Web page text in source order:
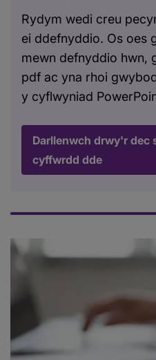
Rydym wedi creu
ei ddefnyddio. Os oes
mewn defnyddio hwn,
pdf ac yna rhoi
y cyflwyniad
Darllenwch drwy'r dec
cyffwrdd dde